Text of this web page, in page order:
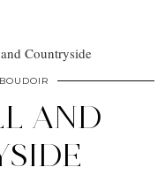
Countryside
BOUDOIR
AND